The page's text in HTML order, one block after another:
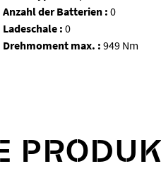
Anzahl der Batterien : 0
Ladeschale : 0
Drehmoment max. : 949 Nm